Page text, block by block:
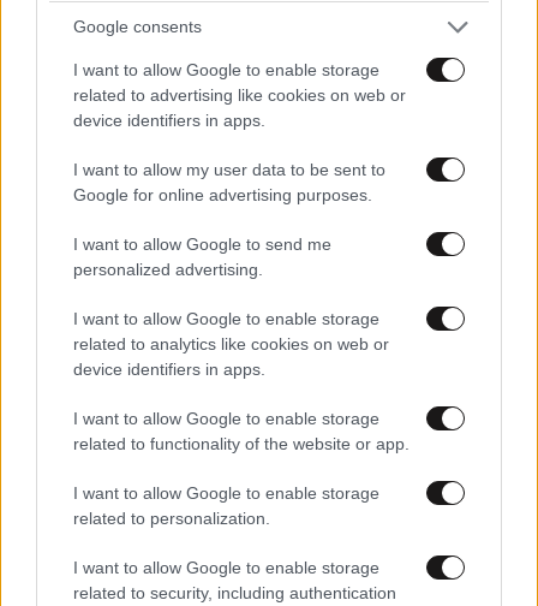
Google consents
I want to allow Google to enable storage
related to advertising like cookies on web or
device identifiers in apps.
I want to allow my user data to be sent to
Google for online advertising purposes.
I want to allow Google to send me
personalized advertising.
I want to allow Google to enable storage
related to analytics like cookies on web or
device identifiers in apps.
I want to allow Google to enable storage
related to functionality of the website or app.
I want to allow Google to enable storage
related to personalization.
I want to allow Google to enable storage
related to security, including authentication